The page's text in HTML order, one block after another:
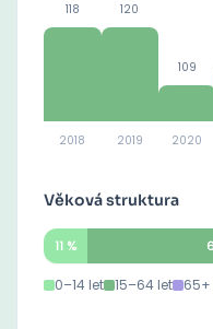
118
2018
120
2019
109
2020
Věková struktura
11%
0–14 let 15–64 let 65+